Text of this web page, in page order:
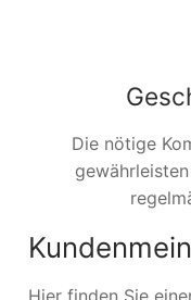
Die nötige
Hier finden Sie